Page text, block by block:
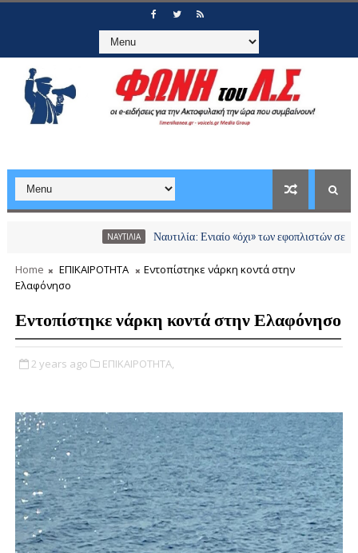
Ναυτιλία: Ενιαίο «όχι» των εφοπλιστών σε διόδια
Home ΕΠΙΚΑΙΡΟΤΗΤΑ
Εντοπίστηκε νάρκη κοντά στην
Ελαφόνησο
Εντοπίστηκε νάρκη κοντά στην Ελαφόνησο
2 years ago ΕΠΙΚΑΙΡΟΤΗΤΑ,